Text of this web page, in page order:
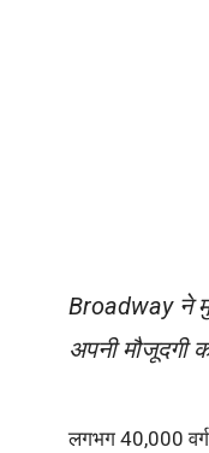
Broadway ने
अपनी मौजूदगी
लगभग 40,000